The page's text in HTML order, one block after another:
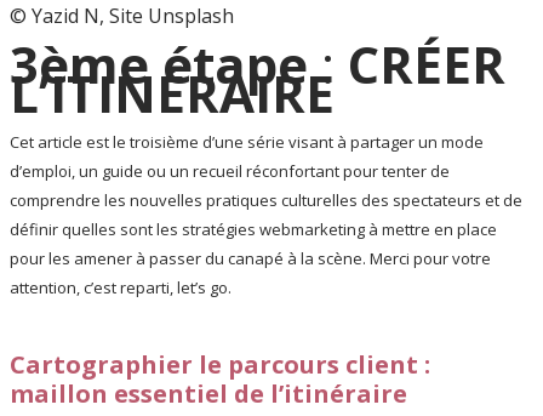
© Yazid N, Site Unsplash
3ème étape: CRÉER
L’ITINÉRAIRE
Cet article est le troisième d’une série visant à partager un mode
d’emploi, un guide ou un recueil réconfortant pour tenter de
comprendre les nouvelles pratiques culturelles des spectateurs et de
définir quelles sont les stratégies webmarketing à mettre en place
pour les amener à passer du canapé à la scène. Merci pour votre
attention, c’est reparti, let’s go.
Cartographier le parcours client :
maillon essentiel de l’itinéraire